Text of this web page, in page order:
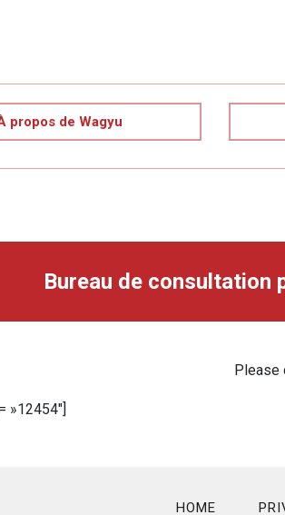
propos de Wagyu
Bureau de consultation
Please
»12454″]
HOME